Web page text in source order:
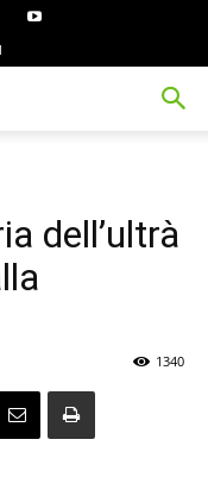
dell’ultrà
1340